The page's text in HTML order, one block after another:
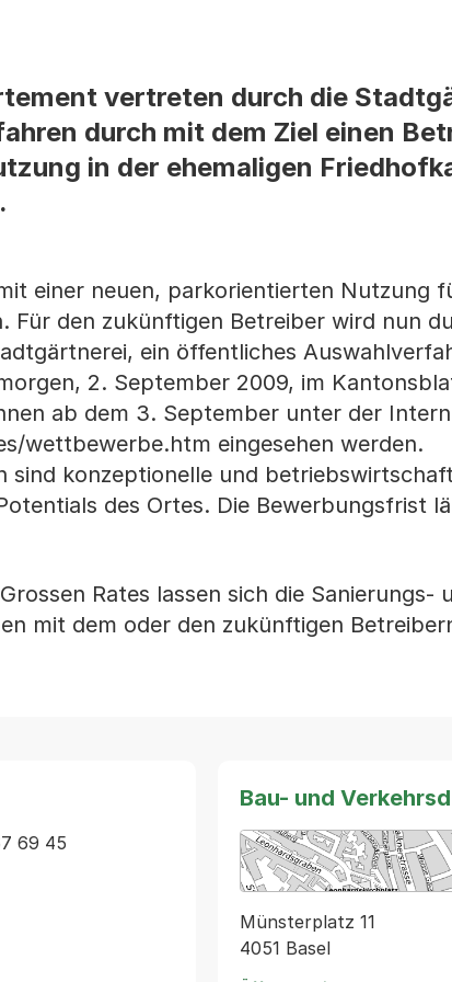
vertreten durch die
durch mit dem Ziel einen
in der ehemaligen
einer neuen, parkorientierten Nutzung
Für den zukünftigen Betreiber wird nun
ein öffentliches
2. September 2009, im
ab dem 3. September unter der
wettbewerbe.htm eingesehen werden.
sind konzeptionelle und
des Ortes. Die Bewerbungsfrist
Rates lassen sich die Sanierungs-
mit dem oder den zukünftigen
69 45
Bau- und
Münsterplatz 11
4051 Basel